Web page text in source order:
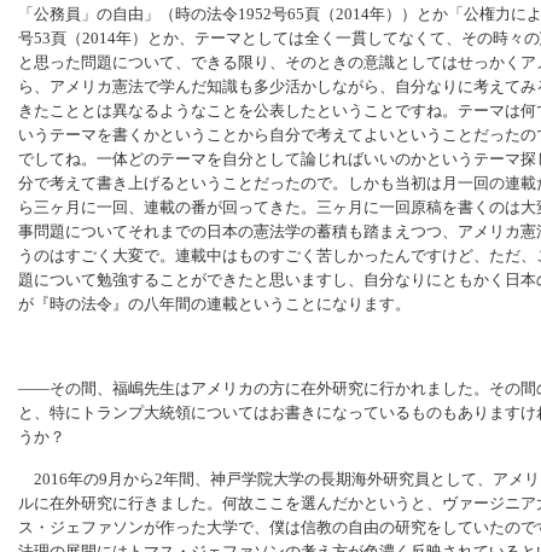
「公務員」の自由」（時の法令1952号65頁（2014年））とか「公権力に
号53頁（2014年）とか、テーマとしては全く一貫してなくて、その時々
と思った問題について、できる限り、そのときの意識としてはせっかく
ら、アメリカ憲法で学んだ知識も多少活かしながら、自分なりに考えて
きたこととは異なるようなことを公表したということですね。テーマは
いうテーマを書くかということから自分で考えてよいということだった
でしてね。一体どのテーマを自分として論じればいいのかというテーマ
分で考えて書き上げるということだったので。しかも当初は月一回の連
ら三ヶ月に一回、連載の番が回ってきた。三ヶ月に一回原稿を書くのは
事問題についてそれまでの日本の憲法学の蓄積も踏まえつつ、アメリカ
うのはすごく大変で。連載中はものすごく苦しかったんですけど、ただ
題について勉強することができたと思いますし、自分なりにともかく日
が『時の法令』の八年間の連載ということになります。
――その間、福嶋先生はアメリカの方に在外研究に行かれました。その間
と、特にトランプ大統領についてはお書きになっているものもあります
うか？
2016年の9月から2年間、神戸学院大学の長期海外研究員として、アメ
ルに在外研究に行きました。何故ここを選んだかというと、ヴァージニ
ス・ジェファソンが作った大学で、僕は信教の自由の研究をしていたの